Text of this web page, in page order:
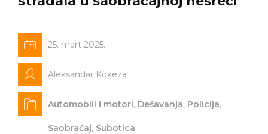
25. mart 2025.
Aleksandar Kokeza
Automobili i motori, Dešavanja, Policija,
Saobraćaj, Subotica